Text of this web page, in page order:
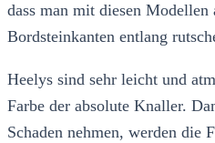
dass man mit diesen Modellen
Bordsteinkanten entlang
Heelys sind sehr leicht und
Farbe der absolute Knaller.
Schaden nehmen, werden die